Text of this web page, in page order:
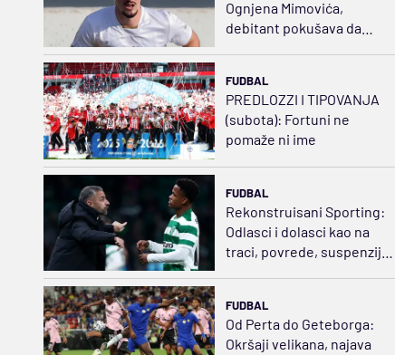
Ognjena Mimovića,
debitant pokušava da
FUDBAL
PREDLOZZI I TIPOVANJA
(subota): Fortuni ne
pomaže ni ime
FUDBAL
Rekonstruisani Sporting:
Odlasci i dolasci kao na
traci, povrede, suspenzije,
FUDBAL
Od Perta do Geteborga:
Okršaji velikana, najava